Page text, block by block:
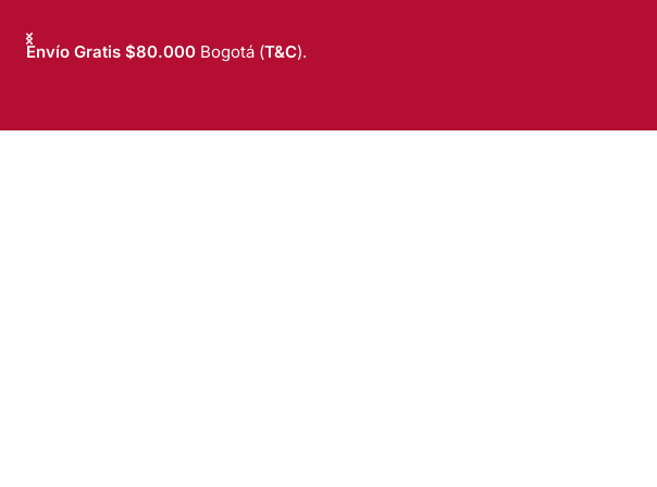
Envío Gratis $80.000 Bogotá (T&C).